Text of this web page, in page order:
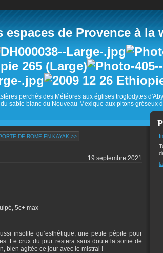
espaces de Provence à
perchés des Météores aux églises troglodytes
sable blanc du Nouveau-Mexique aux pitons gréseux
DE ROME EN KAYAK >>
19 septembre 2021
5c+ max
insolite qu’esthétique, une petite pépite pour
Le crux du jour restera sans doute la sortie de
bien agitée ce jour avec le mistral !